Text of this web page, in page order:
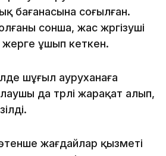
бағанасына соғылған.
сонша, жас жүргізуші
жерге ұшып кеткен.
шұғыл ауруханаға
да түрлі жарақат алып,
жағдайлар қызметі